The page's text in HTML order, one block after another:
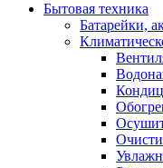
Бытовая техника
Батарейки,